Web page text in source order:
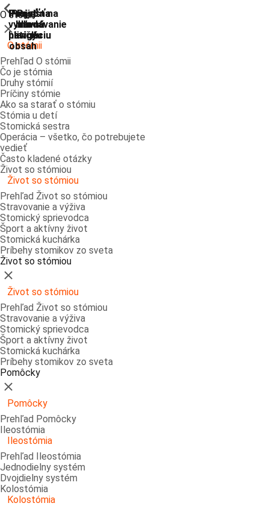
Prejsť na
vyhľadávanie
Prejsť na
hlavnú
navigáciu
Prejsť na
hlavnú
navigáciu
Prejsť
na
hlavný
obsah
Prejsť
na
pätičku
O stómii
ShowPrevious
Zatvoriť
O stómii
Prehľad O stómii
Čo je stómia
Druhy stómií
Príčiny stómie
Ako sa starať o stómiu
Stómia u detí
Stomická sestra
Operácia – všetko, čo potrebujete
vedieť
Často kladené otázky
Život so stómiou
ShowPrevious
Život so stómiou
Prehľad Život so stómiou
Stravovanie a výživa
Stomický sprievodca
Šport a aktívny život
Stomická kuchárka
Príbehy stomikov zo sveta
Život so stómiou
ShowPrevious
Zatvoriť
Život so stómiou
Prehľad Život so stómiou
Stravovanie a výživa
Stomický sprievodca
Šport a aktívny život
Stomická kuchárka
Príbehy stomikov zo sveta
Pomôcky
ShowPrevious
Zatvoriť
Pomôcky
Prehľad Pomôcky
Ileostómia
ShowPrevious
Ileostómia
Prehľad Ileostómia
Jednodielny systém
Dvojdielny systém
Kolostómia
ShowPrevious
Kolostómia
ShowPrevious
ShowPrevious